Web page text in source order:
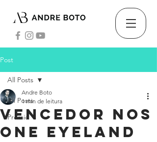
Post
All Posts
Prémio
All Posts
Vencedor nos
One EYELAND
Andre Boto
1 min de leitura